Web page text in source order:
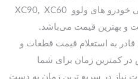
قطعات و لوازم یدکی اصلی تمامی خودرو های ولوو XC90, XC60
قادر به استعلام قیمت قطعات و
در کمترین زمان برای شما
نیاز در سریع ترین زمان به دست